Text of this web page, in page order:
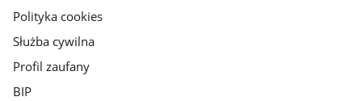
Polityka cookies
Służba cywilna
Profil zaufany
BIP